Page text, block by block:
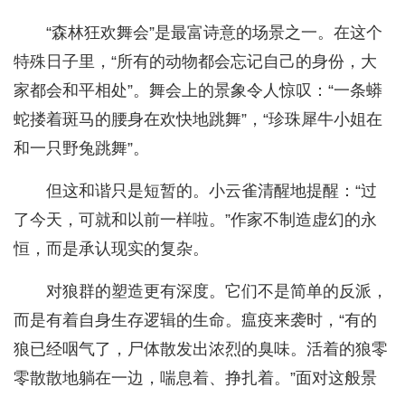
“森林狂欢舞会”是最富诗意的场景之一。在这个
特殊日子里，“所有的动物都会忘记自己的身份，大
家都会和平相处”。舞会上的景象令人惊叹：“一条蟒
蛇搂着斑马的腰身在欢快地跳舞”，“珍珠犀牛小姐在
和一只野兔跳舞”。
但这和谐只是短暂的。小云雀清醒地提醒：“过
了今天，可就和以前一样啦。”作家不制造虚幻的永
恒，而是承认现实的复杂。
对狼群的塑造更有深度。它们不是简单的反派，
而是有着自身生存逻辑的生命。瘟疫来袭时，“有的
狼已经咽气了，尸体散发出浓烈的臭味。活着的狼零
零散散地躺在一边，喘息着、挣扎着。”面对这般景